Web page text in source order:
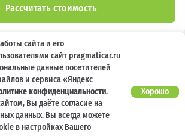
Рассчитать стоимость
характеристиках, составе комплектаций, цветовой
а также действующих акциях, сроках и условиях
на сайте www.pragmaticar.ru, носит информационный
каких условиях не является публичной офертой,
пунктом 2 статьи 437 Гражданского кодекса
Для получения подробной информации обращайтесь к
специалистам нашей компании.
© ПРАГМАТИКА, 2026
сайта и его
сайт pragmaticar.ru
данные посетителей
и сервиса «Яндекс
конфиденциальности.
Вы даёте согласие на
данных. Вы всегда можете
в настройках Вашего
Хорошо